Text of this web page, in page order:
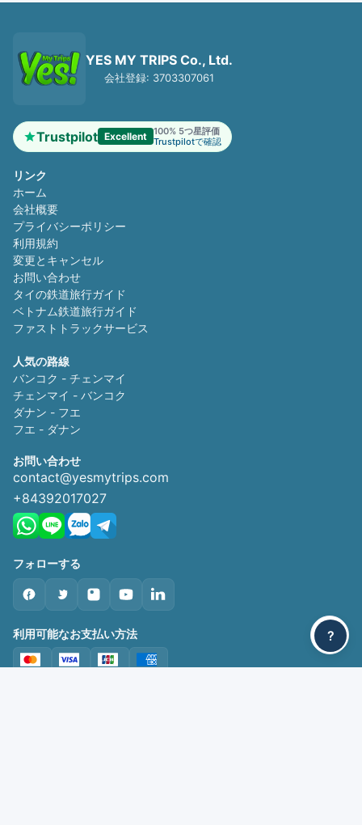
?
YES MY TRIPS Co., Ltd.
会社登録: 3703307061
Trustpilot Excellent 100% 5つ星評価
Trustpilotで確認
リンク
ホーム
会社概要
プライバシーポリシー
利用規約
変更とキャンセル
お問い合わせ
タイの鉄道旅行ガイド
ベトナム鉄道旅行ガイド
ファストトラックサービス
人気の路線
バンコク - チェンマイ
チェンマイ - バンコク
ダナン - フエ
フエ - ダナン
お問い合わせ
contact@yesmytrips.com
+84392017027
フォローする
利用可能なお支払い方法